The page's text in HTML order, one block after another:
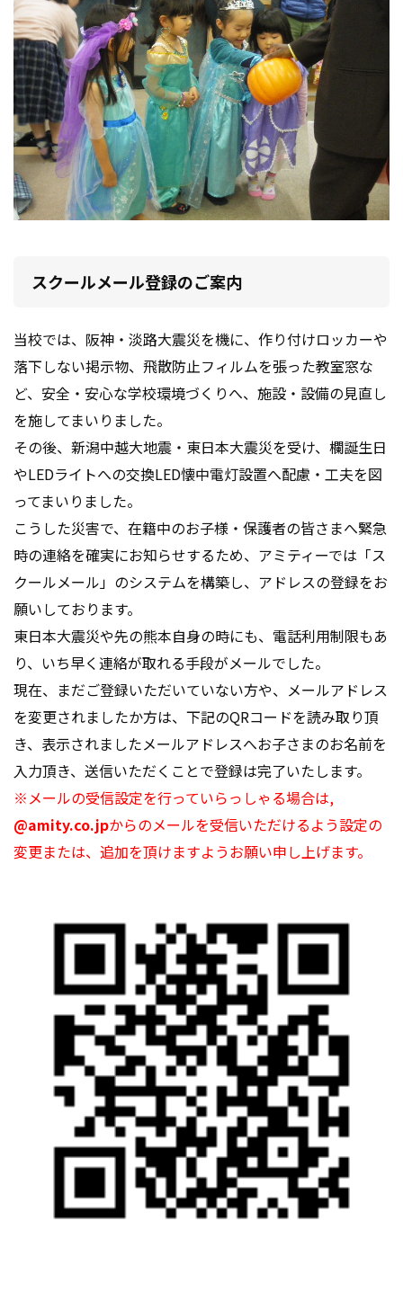
スクールメール登録のご案内
当校では、阪神・淡路大震災を機に、作り付けロッカーや
落下しない掲示物、飛散防止フィルムを張った教室窓な
ど、安全・安心な学校環境づくりへ、施設・設備の見直し
を施してまいりました。
その後、新潟中越大地震・東日本大震災を受け、欄誕生日
やLEDライトへの交換LED懐中電灯設置へ配慮・工夫を図
ってまいりました。
こうした災害で、在籍中のお子様・保護者の皆さまへ緊急
時の連絡を確実にお知らせするため、アミティーでは「ス
クールメール」のシステムを構築し、アドレスの登録をお
願いしております。
東日本大震災や先の熊本自身の時にも、電話利用制限もあ
り、いち早く連絡が取れる手段がメールでした。
現在、まだご登録いただいていない方や、メールアドレス
を変更されましたか方は、下記のQRコードを読み取り頂
き、表示されましたメールアドレスへお子さまのお名前を
入力頂き、送信いただくことで登録は完了いたします。
※メールの受信設定を行っていらっしゃる場合は,
@amity.co.jpからのメールを受信いただけるよう設定の
変更または、追加を頂けますようお願い申し上げます。